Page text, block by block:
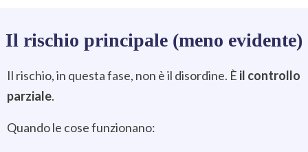
Il rischio principale (meno evidente)
Il rischio, in questa fase, non è il disordine. È il controllo
parziale.
Quando le cose funzionano: